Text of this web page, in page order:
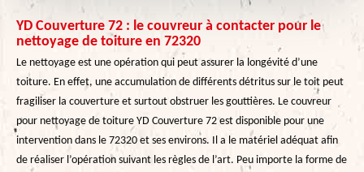
YD Couverture 72 : le couvreur à contacter pour le
nettoyage de toiture en 72320
Le nettoyage est une opération qui peut assurer la longévité d’une
toiture. En effet, une accumulation de différents détritus sur le toit peut
fragiliser la couverture et surtout obstruer les gouttières. Le couvreur
pour nettoyage de toiture YD Couverture 72 est disponible pour une
intervention dans le 72320 et ses environs. Il a le matériel adéquat afin
de réaliser l’opération suivant les règles de l’art. Peu importe la forme de